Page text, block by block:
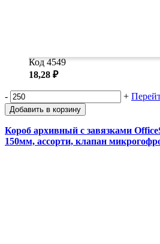
Код 4549
18,28 ₽
- +
Добавить в корзину
Короб архивный с завязками
150мм, ассорти, клапан